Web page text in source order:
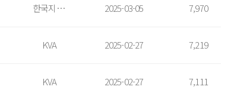
한국지식재산서비스협회 2025-03-05 7,970
KVA 2025-02-27 7,219
KVA 2025-02-27 7,111